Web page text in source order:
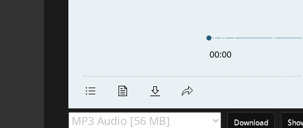
Download